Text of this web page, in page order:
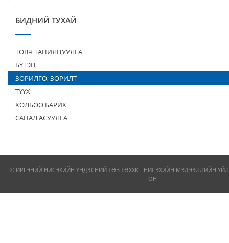
БИДНИЙ ТУХАЙ
ТОВЧ ТАНИЛЦУУЛГА
БҮТЭЦ
ЗОРИЛГО, ЗОРИЛТ
ТҮҮХ
ХОЛБОО БАРИХ
САНАЛ АСУУЛГА
© ИРГЭНИЙ НИСЭХИЙН ҮНДЭСНИЙ ТӨВ ТӨХХК - НИСЭХИЙН МЭДЭЭЛЛИЙН
ОН